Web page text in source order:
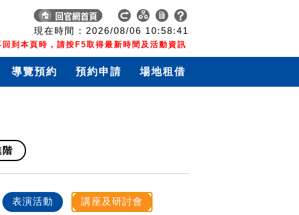
現在時間 : 2026/08/06 10:58:41
到本頁時，請按F5取得最新時間及活動資訊
導覽預約 預約申請 場地租借
階
表演活動 講座及研討會